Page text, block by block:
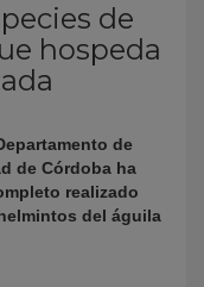
de
hospeda
de
de Córdoba ha
realizado
del águila